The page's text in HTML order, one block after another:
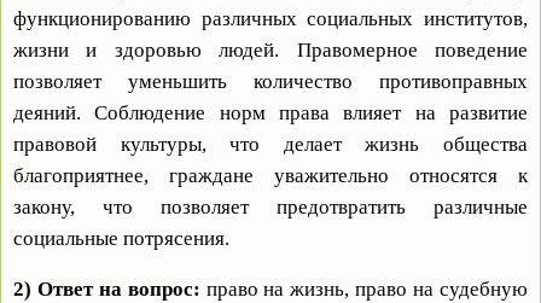
функционированию различных социальных институтов,
жизни и здоровью людей. Правомерное поведение
позволяет уменьшить количество противоправных
деяний. Соблюдение норм права влияет на развитие
правовой культуры, что делает жизнь общества
благоприятнее, граждане уважительно относятся к
закону, что позволяет предотвратить различные
социальные потрясения.
2) Ответ на вопрос: право на жизнь, право на судебную